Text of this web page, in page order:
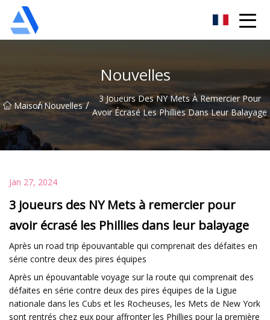
Nouvelles
Maison
/ Nouvelles /
3 Joueurs Des NY Mets À Remercier Pour
Avoir Écrasé Les Phillies Dans Leur Balayage
Jan 27, 2024
3 joueurs des NY Mets à remercier pour
avoir écrasé les Phillies dans leur balayage
Après un road trip épouvantable qui comprenait des défaites en
série contre deux des pires équipes
Après un épouvantable voyage sur la route qui comprenait des
défaites en série contre deux des pires équipes de la Ligue
nationale dans les Cubs et les Rocheuses, les Mets de New York
sont rentrés chez eux pour affronter les Phillies pour la première